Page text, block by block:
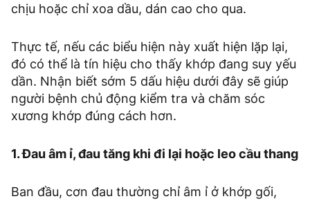
chịu hoặc chỉ xoa dầu, dán cao cho qua.
Thực tế, nếu các biểu hiện này xuất hiện lặp lại,
đó có thể là tín hiệu cho thấy khớp đang suy yếu
dần. Nhận biết sớm 5 dấu hiệu dưới đây sẽ giúp
người bệnh chủ động kiểm tra và chăm sóc
xương khớp đúng cách hơn.
1. Đau âm ỉ, đau tăng khi đi lại hoặc leo cầu thang
Ban đầu, cơn đau thường chỉ âm ỉ ở khớp gối,